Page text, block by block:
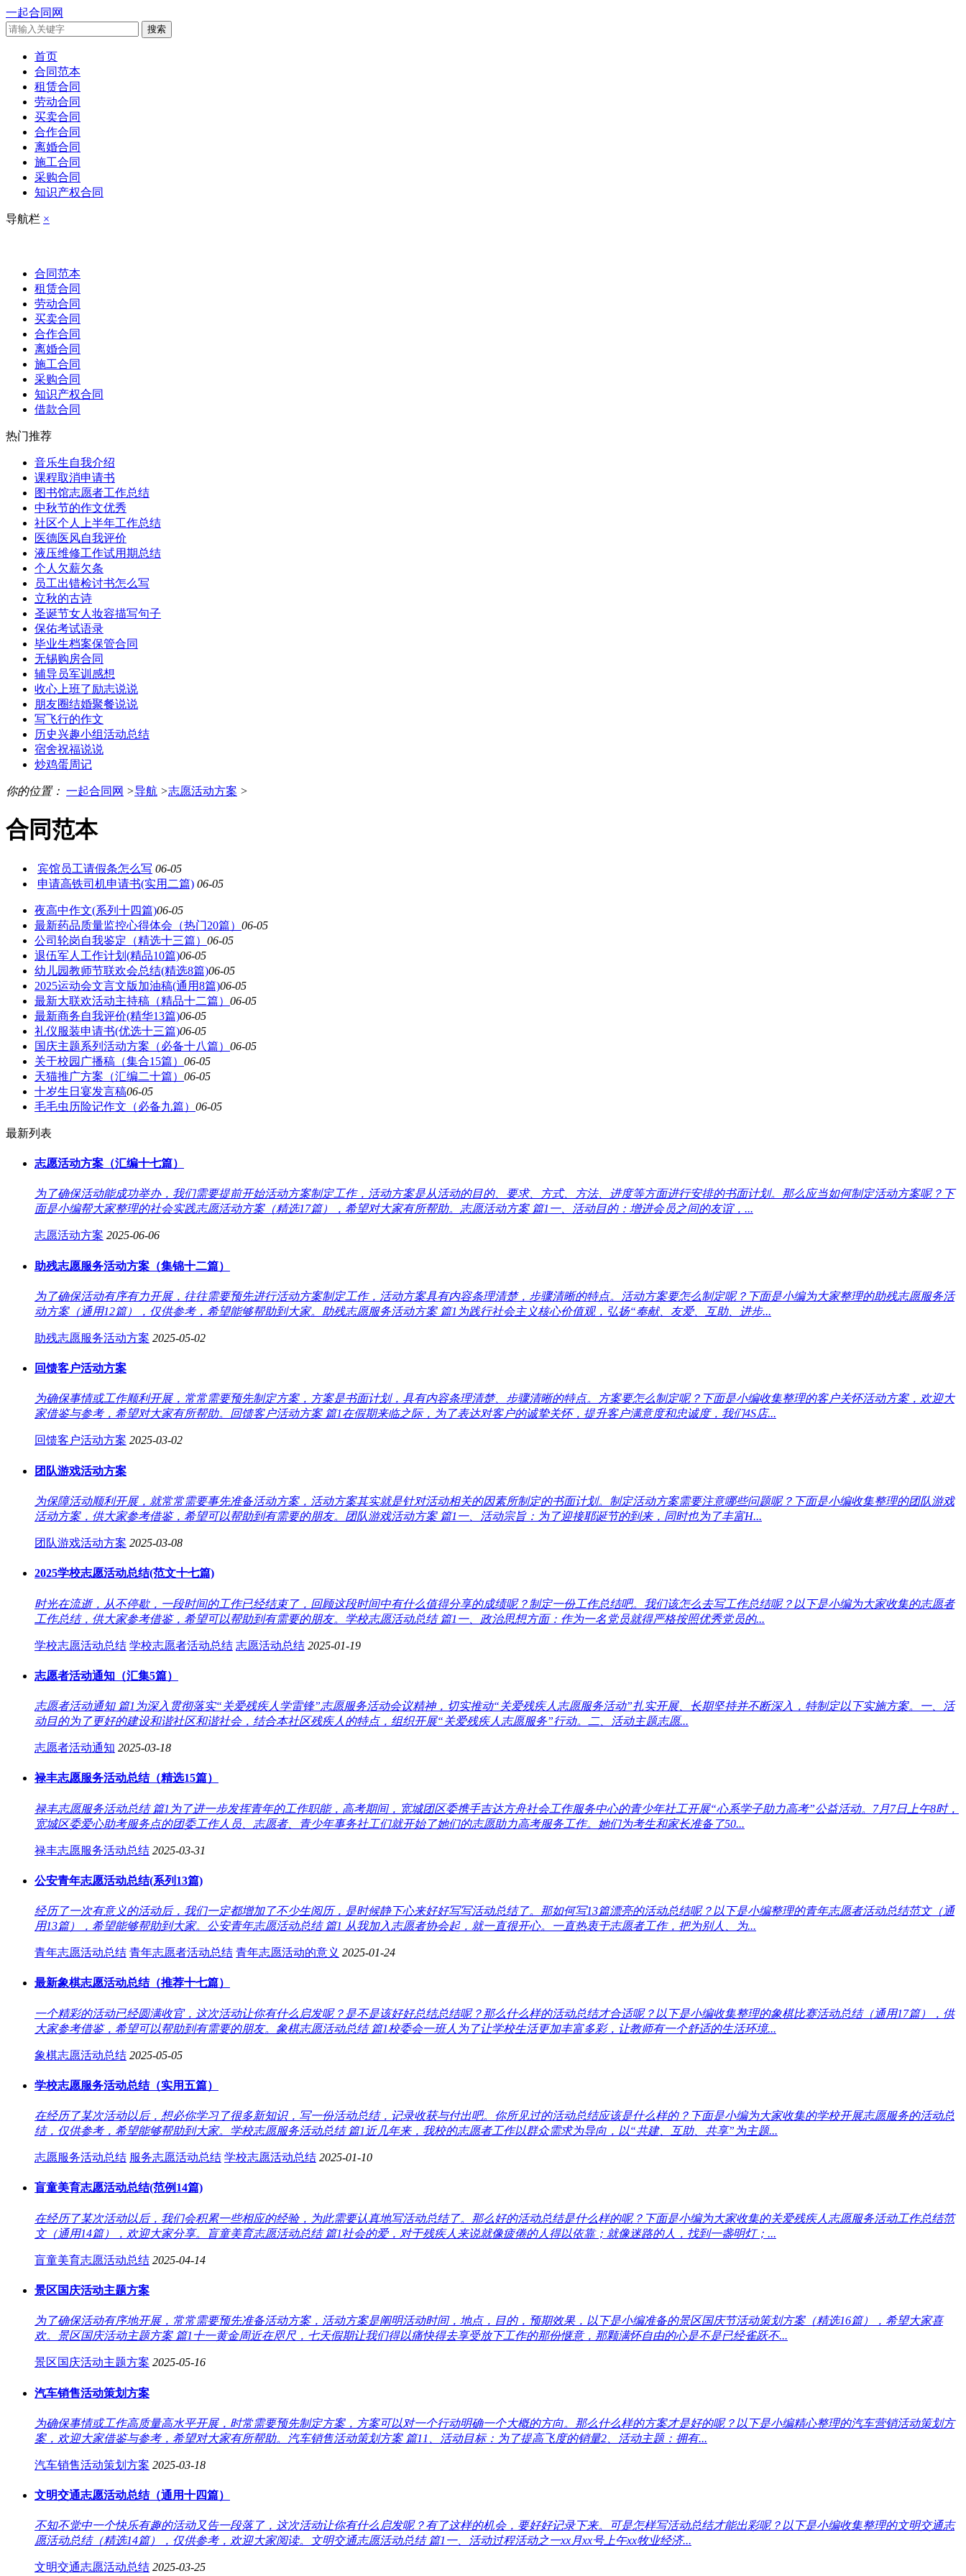
一起合同网
搜索
首页
合同范本
租赁合同
劳动合同
买卖合同
合作合同
离婚合同
施工合同
采购合同
知识产权合同
导航栏 ×
合同范本
租赁合同
劳动合同
买卖合同
合作合同
离婚合同
施工合同
采购合同
知识产权合同
借款合同
热门推荐
音乐生自我介绍
课程取消申请书
图书馆志愿者工作总结
中秋节的作文优秀
社区个人上半年工作总结
医德医风自我评价
液压维修工作试用期总结
个人欠薪欠条
员工出错检讨书怎么写
立秋的古诗
圣诞节女人妆容描写句子
保佑考试语录
毕业生档案保管合同
无锡购房合同
辅导员军训感想
收心上班了励志说说
朋友圈结婚聚餐说说
写飞行的作文
历史兴趣小组活动总结
宿舍祝福说说
炒鸡蛋周记
你的位置： 一起合同网 >导航 >志愿活动方案 >
合同范本
宾馆员工请假条怎么写 06-05
申请高铁司机申请书(实用二篇) 06-05
夜高中作文(系列十四篇)06-05
最新药品质量监控心得体会（热门20篇） 06-05
公司轮岗自我鉴定（精选十三篇） 06-05
退伍军人工作计划(精品10篇)06-05
幼儿园教师节联欢会总结(精选8篇)06-05
2025运动会文言文版加油稿(通用8篇)06-05
最新大联欢活动主持稿（精品十二篇） 06-05
最新商务自我评价(精华13篇)06-05
礼仪服装申请书(优选十三篇)06-05
国庆主题系列活动方案（必备十八篇） 06-05
关于校园广播稿（集合15篇） 06-05
天猫推广方案（汇编二十篇） 06-05
十岁生日宴发言稿06-05
毛毛虫历险记作文（必备九篇） 06-05
最新列表
志愿活动方案（汇编十七篇）
为了确保活动能成功举办，我们需要提前开始活动方案制定工作，活动方案是从活动的目的、要求、方式、方法、进度等方面进行安排的书面计划。那么应当如何制定活动方案呢？下
面是小编帮大家整理的社会实践志愿活动方案（精选17篇），希望对大家有所帮助。志愿活动方案 篇1一、活动目的：增进会员之间的友谊，...
志愿活动方案 2025-06-06
助残志愿服务活动方案（集锦十二篇）
为了确保活动有序有力开展，往往需要预先进行活动方案制定工作，活动方案具有内容条理清楚，步骤清晰的特点。活动方案要怎么制定呢？下面是小编为大家整理的助残志愿服务活
动方案（通用12篇），仅供参考，希望能够帮助到大家。助残志愿服务活动方案 篇1为践行社会主义核心价值观，弘扬“奉献、友爱、互助、进步...
助残志愿服务活动方案 2025-05-02
回馈客户活动方案
为确保事情或工作顺利开展，常常需要预先制定方案，方案是书面计划，具有内容条理清楚、步骤清晰的特点。方案要怎么制定呢？下面是小编收集整理的客户关怀活动方案，欢迎大
家借鉴与参考，希望对大家有所帮助。回馈客户活动方案 篇1在假期来临之际，为了表达对客户的诚挚关怀，提升客户满意度和忠诚度，我们4S店...
回馈客户活动方案 2025-03-02
团队游戏活动方案
为保障活动顺利开展，就常常需要事先准备活动方案，活动方案其实就是针对活动相关的因素所制定的书面计划。制定活动方案需要注意哪些问题呢？下面是小编收集整理的团队游戏
活动方案，供大家参考借鉴，希望可以帮助到有需要的朋友。团队游戏活动方案 篇1一、活动宗旨：为了迎接耶诞节的到来，同时也为了丰富H...
团队游戏活动方案 2025-03-08
2025学校志愿活动总结(范文十七篇)
时光在流逝，从不停歇，一段时间的工作已经结束了，回顾这段时间中有什么值得分享的成绩呢？制定一份工作总结吧。我们该怎么去写工作总结呢？以下是小编为大家收集的志愿者
工作总结，供大家参考借鉴，希望可以帮助到有需要的朋友。学校志愿活动总结 篇1一、政治思想方面：作为一名党员就得严格按照优秀党员的...
学校志愿活动总结 学校志愿者活动总结 志愿活动总结 2025-01-19
志愿者活动通知（汇集5篇）
志愿者活动通知 篇1为深入贯彻落实“关爱残疾人学雷锋”志愿服务活动会议精神，切实推动“关爱残疾人志愿服务活动”扎实开展、长期坚持并不断深入，特制定以下实施方案。一、活
动目的为了更好的建设和谐社区和谐社会，结合本社区残疾人的特点，组织开展“关爱残疾人志愿服务”行动。二、活动主题志愿...
志愿者活动通知 2025-03-18
禄丰志愿服务活动总结（精选15篇）
禄丰志愿服务活动总结 篇1为了进一步发挥青年的工作职能，高考期间，宽城团区委携手吉达方舟社会工作服务中心的青少年社工开展“心系学子助力高考”公益活动。7月7日上午8时，
宽城区委爱心助考服务点的团委工作人员、志愿者、青少年事务社工们就开始了她们的志愿助力高考服务工作。她们为考生和家长准备了50...
禄丰志愿服务活动总结 2025-03-31
公安青年志愿活动总结(系列13篇)
经历了一次有意义的活动后，我们一定都增加了不少生阅历，是时候静下心来好好写写活动总结了。那如何写13篇漂亮的活动总结呢？以下是小编整理的青年志愿者活动总结范文（通
用13篇），希望能够帮助到大家。公安青年志愿活动总结 篇1 从我加入志愿者协会起，就一直很开心。一直热衷于志愿者工作，把为别人、为...
青年志愿活动总结 青年志愿者活动总结 青年志愿活动的意义 2025-01-24
最新象棋志愿活动总结（推荐十七篇）
一个精彩的活动已经圆满收官，这次活动让你有什么启发呢？是不是该好好总结总结呢？那么什么样的活动总结才合适呢？以下是小编收集整理的象棋比赛活动总结（通用17篇），供
大家参考借鉴，希望可以帮助到有需要的朋友。象棋志愿活动总结 篇1校委会一班人为了让学校生活更加丰富多彩，让教师有一个舒适的生活环境...
象棋志愿活动总结 2025-05-05
学校志愿服务活动总结（实用五篇）
在经历了某次活动以后，想必你学习了很多新知识，写一份活动总结，记录收获与付出吧。你所见过的活动总结应该是什么样的？下面是小编为大家收集的学校开展志愿服务的活动总
结，仅供参考，希望能够帮助到大家。学校志愿服务活动总结 篇1近几年来，我校的志愿者工作以群众需求为导向，以“共建、互助、共享”为主题...
志愿服务活动总结 服务志愿活动总结 学校志愿活动总结 2025-01-10
盲童美育志愿活动总结(范例14篇)
在经历了某次活动以后，我们会积累一些相应的经验，为此需要认真地写活动总结了。那么好的活动总结是什么样的呢？下面是小编为大家收集的关爱残疾人志愿服务活动工作总结范
文（通用14篇），欢迎大家分享。盲童美育志愿活动总结 篇1社会的爱，对于残疾人来说就像疲倦的人得以依靠；就像迷路的人，找到一盏明灯；...
盲童美育志愿活动总结 2025-04-14
景区国庆活动主题方案
为了确保活动有序地开展，常常需要预先准备活动方案，活动方案是阐明活动时间，地点，目的，预期效果，以下是小编准备的景区国庆节活动策划方案（精选16篇），希望大家喜
欢。景区国庆活动主题方案 篇1十一黄金周近在咫尺，七天假期让我们得以痛快得去享受放下工作的那份惬意，那颗满怀自由的心是不是已经雀跃不...
景区国庆活动主题方案 2025-05-16
汽车销售活动策划方案
为确保事情或工作高质量高水平开展，时常需要预先制定方案，方案可以对一个行动明确一个大概的方向。那么什么样的方案才是好的呢？以下是小编精心整理的汽车营销活动策划方
案，欢迎大家借鉴与参考，希望对大家有所帮助。汽车销售活动策划方案 篇11、活动目标：为了提高飞度的销量2、活动主题：拥有...
汽车销售活动策划方案 2025-03-18
文明交通志愿活动总结（通用十四篇）
不知不觉中一个快乐有趣的活动又告一段落了，这次活动让你有什么启发呢？有了这样的机会，要好好记录下来。可是怎样写活动总结才能出彩呢？以下是小编收集整理的文明交通志
愿活动总结（精选14篇），仅供参考，欢迎大家阅读。文明交通志愿活动总结 篇1一、活动过程活动之一xx月xx号上午xx牧业经济...
文明交通志愿活动总结 2025-03-25